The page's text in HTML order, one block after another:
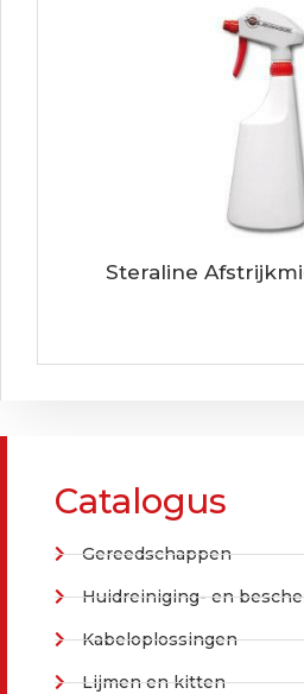
Catalogus
Gereedschappen
Huidreiniging- en
Kabeloplossingen
Lijmen en kitten
Steraline